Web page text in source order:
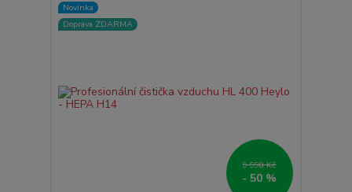
Novinka
Doprava ZDARMA
9 990 Kč
- 50 %